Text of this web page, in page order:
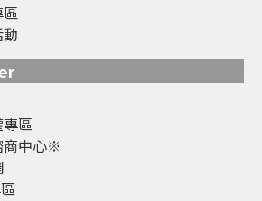
區
商中心※